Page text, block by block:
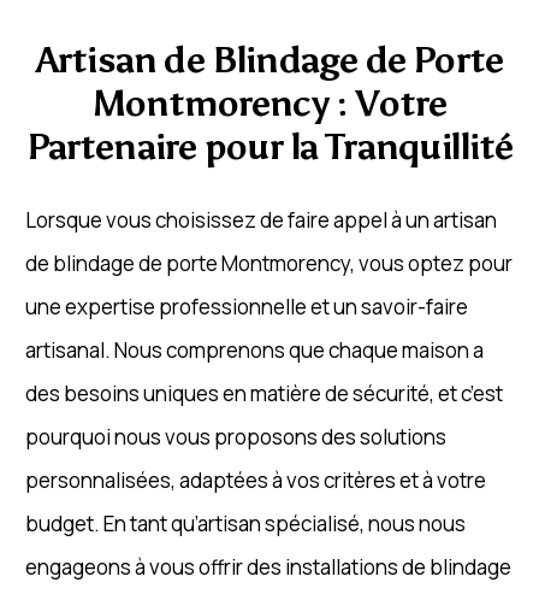
Artisan de Blindage de Porte
Montmorency : Votre
Partenaire pour la Tranquillité
Lorsque vous choisissez de faire appel à un artisan
de blindage de porte Montmorency, vous optez pour
une expertise professionnelle et un savoir-faire
artisanal. Nous comprenons que chaque maison a
des besoins uniques en matière de sécurité, et c’est
pourquoi nous vous proposons des solutions
personnalisées, adaptées à vos critères et à votre
budget. En tant qu’artisan spécialisé, nous nous
engageons à vous offrir des installations de blindage